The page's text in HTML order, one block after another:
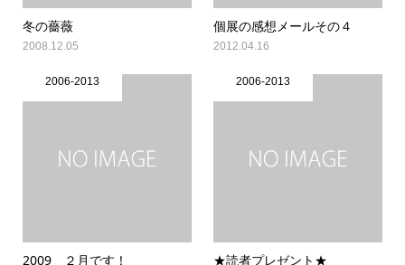
冬の薔薇
2008.12.05
個展の感想メールその４
2012.04.16
2006-2013
2009 ２月です！
2006-2013
★読者プレゼント★